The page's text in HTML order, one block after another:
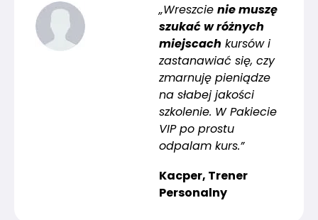
„Wreszcie nie muszę
szukać w różnych
miejscach kursów i
zastanawiać się, czy
zmarnuję pieniądze
na słabej jakości
szkolenie. W Pakiecie
VIP po prostu
odpalam kurs.”
Kacper, Trener
Personalny